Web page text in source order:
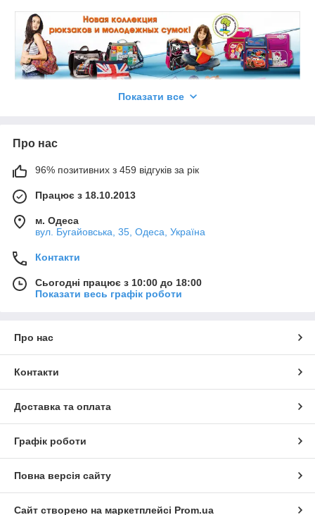
Показати все
Про нас
96% позитивних з 459 відгуків за рік
Працює з 18.10.2013
м. Одеса
вул. Бугайовська, 35, Одеса, Україна
Контакти
Сьогодні працює з 10:00 до 18:00
Показати весь графік роботи
Про нас
Контакти
Доставка та оплата
Графік роботи
Повна версія сайту
Сайт створено на маркетплейсі Prom.ua